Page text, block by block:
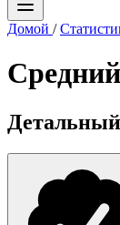
Домой /